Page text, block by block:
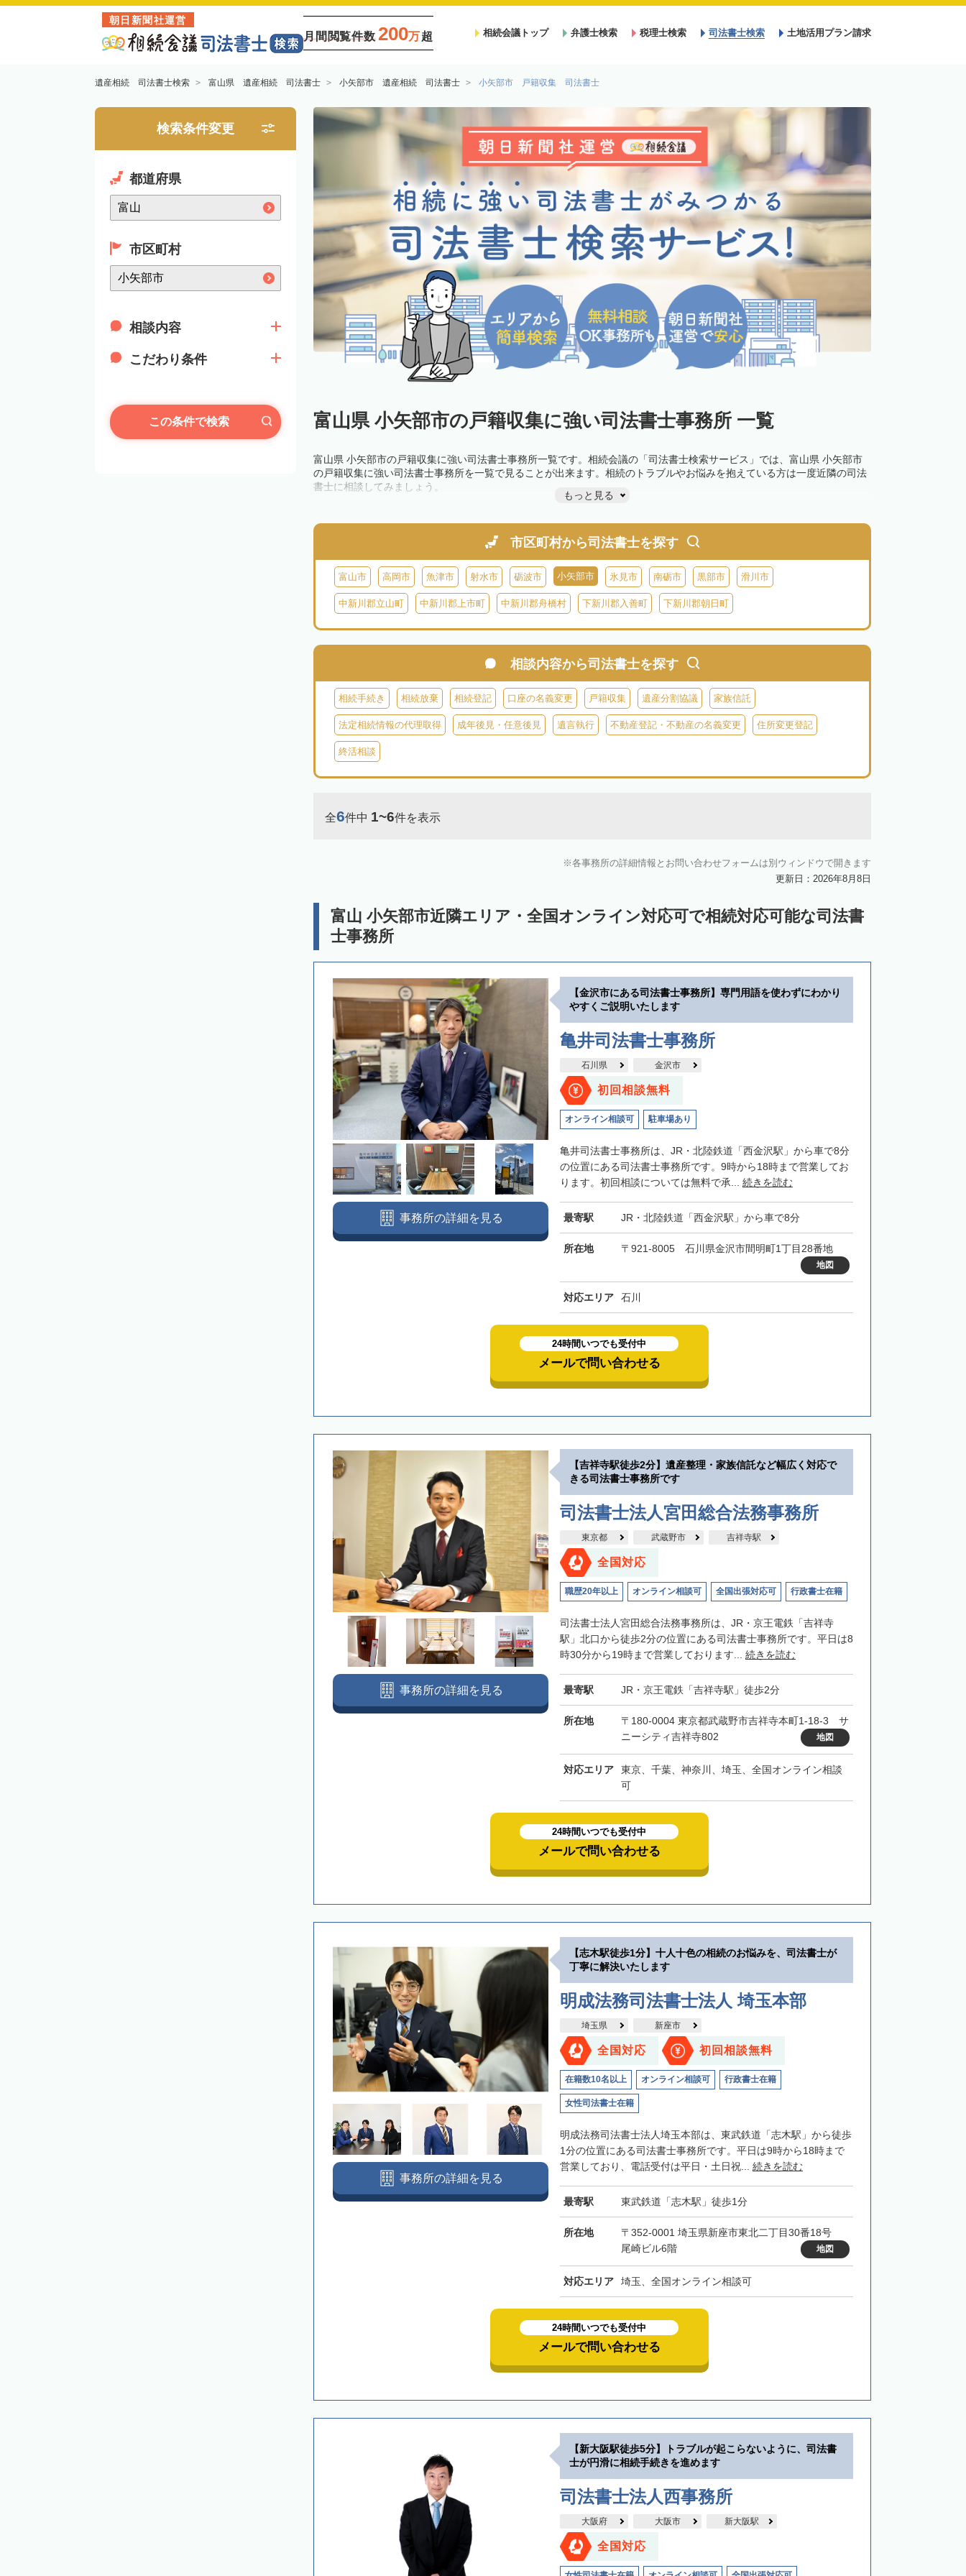
朝日新聞社運営
月間閲覧件数 200万超 相続会議トップ 弁護士検索 税理士検索 司法書士検索 土地活用プラン請求
遺産相続 司法書士検索 富山県 遺産相続 司法書士 小矢部市 遺産相続 司法書士 小矢部市 戸籍収集 司法書士
検索条件変更
都道府県
市区町村
相談内容
こだわり条件
この条件で検索 富山県 小矢部市の戸籍収集に強い司法書士事務所 一覧
富山県 小矢部市の戸籍収集に強い司法書士事務所一覧です。相続会議の「司法書士検索サービス」では、富山県 小矢部市
の戸籍収集に強い司法書士事務所を一覧で見ることが出来ます。相続のトラブルやお悩みを抱えている方は一度近隣の司法
書士に相談してみましょう。
もっと見る
市区町村から司法書士を探す
富山市 高岡市 魚津市 射水市 砺波市 小矢部市 氷見市 南砺市 黒部市 滑川市
中新川郡立山町 中新川郡上市町 中新川郡舟橋村 下新川郡入善町 下新川郡朝日町
相談内容から司法書士を探す
相続手続き 相続放棄 相続登記 口座の名義変更 戸籍収集 遺産分割協議 家族信託
法定相続情報の代理取得 成年後見・任意後見 遺言執行 不動産登記・不動産の名義変更 住所変更登記
終活相談
全6件中 1~6件を表示
各事務所の詳細情報とお問い合わせフォームは別ウィンドウで開きます
更新日：2026年8月8日
富山 小矢部市近隣エリア・全国オンライン対応可で相続対応可能な司法書
士事務所
【金沢市にある司法書士事務所】専門用語を使わずにわかり
やすくご説明いたします
亀井司法書士事務所
石川県 金沢市
初回相談無料
オンライン相談可 駐車場あり
亀井司法書士事務所は、JR・北陸鉄道「西金沢駅」から車で8分
の位置にある司法書士事務所です。9時から18時まで営業してお
ります。初回相談については無料で承... 続きを読む
最寄駅 JR・北陸鉄道「西金沢駅」から車で8分
所在地 〒921-8005 石川県金沢市間明町1丁目28番地
地図
対応エリア 石川
事務所の詳細を見る
24時間いつでも受付中
メールで問い合わせる
【吉祥寺駅徒歩2分】遺産整理・家族信託など幅広く対応で
きる司法書士事務所です
司法書士法人宮田総合法務事務所
東京都 武蔵野市 吉祥寺駅
全国対応
職歴20年以上 オンライン相談可 全国出張対応可 行政書士在籍
司法書士法人宮田総合法務事務所は、JR・京王電鉄「吉祥寺
駅」北口から徒歩2分の位置にある司法書士事務所です。平日は8
時30分から19時まで営業しております... 続きを読む
最寄駅 JR・京王電鉄「吉祥寺駅」徒歩2分
所在地
〒180-0004 東京都武蔵野市吉祥寺本町1-18-3 サ
ニーシティ吉祥寺802
地図
対応エリア
東京、千葉、神奈川、埼玉、全国オンライン相談
可
事務所の詳細を見る
24時間いつでも受付中
メールで問い合わせる
【志木駅徒歩1分】十人十色の相続のお悩みを、司法書士が
丁寧に解決いたします
明成法務司法書士法人 埼玉本部
埼玉県 新座市
全国対応 初回相談無料
在籍数10名以上 オンライン相談可 行政書士在籍
女性司法書士在籍
明成法務司法書士法人埼玉本部は、東武鉄道「志木駅」から徒歩
1分の位置にある司法書士事務所です。平日は9時から18時まで
営業しており、電話受付は平日・土日祝... 続きを読む
最寄駅 東武鉄道「志木駅」徒歩1分
所在地
〒352-0001 埼玉県新座市東北二丁目30番18号
尾崎ビル6階
地図
対応エリア 埼玉、全国オンライン相談可
事務所の詳細を見る
24時間いつでも受付中
メールで問い合わせる
【新大阪駅徒歩5分】トラブルが起こらないように、司法書
士が円滑に相続手続きを進めます
司法書士法人西事務所
大阪府 大阪市 新大阪駅
全国対応